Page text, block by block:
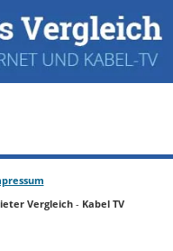
Vergleich- Kabel TV